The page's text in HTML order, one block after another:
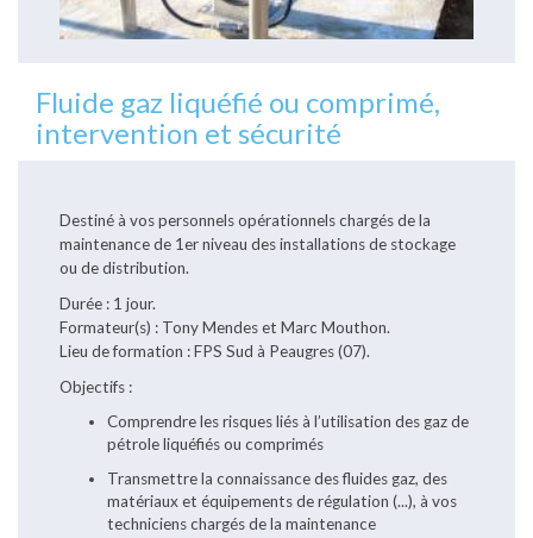
Fluide gaz liquéfié ou comprimé,
intervention et sécurité
Destiné à vos personnels opérationnels chargés de la
maintenance de 1er niveau des installations de stockage
ou de distribution.
Durée : 1 jour.
Formateur(s) : Tony Mendes et Marc Mouthon.
Lieu de formation : FPS Sud à Peaugres (07).
Objectifs :
Comprendre les risques liés à l’utilisation des gaz de
pétrole liquéfiés ou comprimés
Transmettre la connaissance des fluides gaz, des
matériaux et équipements de régulation (...), à vos
techniciens chargés de la maintenance